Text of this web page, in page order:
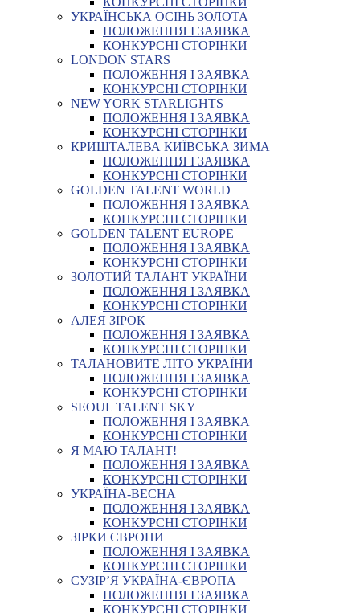
УКРАЇНСЬКА ОСІНЬ ЗОЛОТА
ПОЛОЖЕННЯ І ЗАЯВКА
КОНКУРСНІ СТОРІНКИ
LONDON STARS
ПОЛОЖЕННЯ І ЗАЯВКА
КОНКУРСНІ СТОРІНКИ
NEW YORK STARLIGHTS
ПОЛОЖЕННЯ І ЗАЯВКА
КОНКУРСНІ СТОРІНКИ
КРИШТАЛЕВА КИЇВСЬКА ЗИМА
ПОЛОЖЕННЯ І ЗАЯВКА
КОНКУРСНІ СТОРІНКИ
GOLDEN TALENT WORLD
ПОЛОЖЕННЯ І ЗАЯВКА
КОНКУРСНІ СТОРІНКИ
GOLDEN TALENT EUROPE
ПОЛОЖЕННЯ І ЗАЯВКА
КОНКУРСНІ СТОРІНКИ
ЗОЛОТИЙ ТАЛАНТ УКРАЇНИ
ПОЛОЖЕННЯ І ЗАЯВКА
КОНКУРСНІ СТОРІНКИ
АЛЕЯ ЗІРОК
ПОЛОЖЕННЯ І ЗАЯВКА
КОНКУРСНІ СТОРІНКИ
ТАЛАНОВИТЕ ЛІТО УКРАЇНИ
ПОЛОЖЕННЯ І ЗАЯВКА
КОНКУРСНІ СТОРІНКИ
SEOUL TALENT SKY
ПОЛОЖЕННЯ І ЗАЯВКА
КОНКУРСНІ СТОРІНКИ
Я МАЮ ТАЛАНТ!
ПОЛОЖЕННЯ І ЗАЯВКА
КОНКУРСНІ СТОРІНКИ
УКРАЇНА-ВЕСНА
ПОЛОЖЕННЯ І ЗАЯВКА
КОНКУРСНІ СТОРІНКИ
ЗІРКИ ЄВРОПИ
ПОЛОЖЕННЯ І ЗАЯВКА
КОНКУРСНІ СТОРІНКИ
СУЗІР’Я УКРАЇНА-ЄВРОПА
ПОЛОЖЕННЯ І ЗАЯВКА
КОНКУРСНІ СТОРІНКИ